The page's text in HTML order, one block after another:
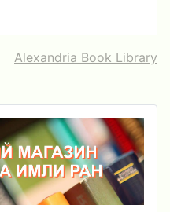
Alexandria Book Library